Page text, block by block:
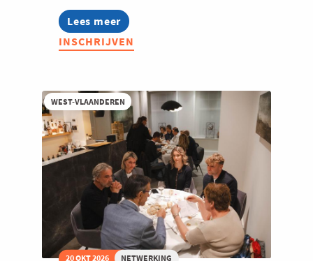
Lees meer
about
What's
Hot
Pilipili
INSCHRIJVEN
WEST-VLAANDEREN
20 OKT 2026 NETWERKING